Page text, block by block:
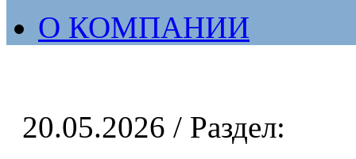
О КОМПАНИИ
20.05.2026 / Раздел: